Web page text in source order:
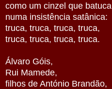
como um cinzel que batuca
numa insistência satânica:
truca, truca, truca, truca,
truca, truca, truca, truca.
Álvaro Góis,
Rui Mamede,
filhos de António Brandão,